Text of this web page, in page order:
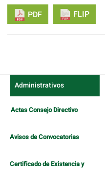
PDF FLIP
Administrativos
Actas Consejo Directivo
Avisos de Convocatorias
Certificado de Existencia y